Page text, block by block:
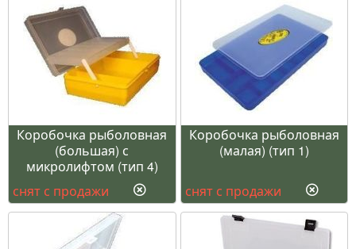
Коробочка рыболовная
(большая) с
микролифтом (тип 4)
снят с продажи
Коробочка рыболовная
(малая) (тип 1)
снят с продажи